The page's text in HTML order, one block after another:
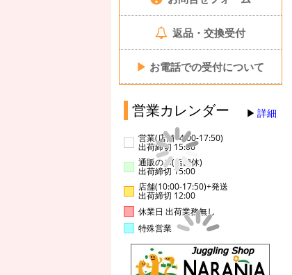
返品・交換受付
▶ お電話での受付について
営業カレンダー 詳細
営業(店舗14:00-17:50)
出荷締切 15:00
通販のみ(店舗休)
出荷締切 15:00
店舗(10:00-17:50)+発送
出荷締切 12:00
休業日 出荷業務無し
特殊営業